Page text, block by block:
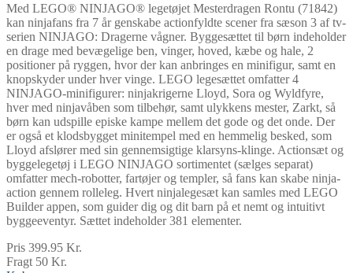
Med LEGO® NINJAGO® legetøjet Mesterdragen Rontu (71842)
kan ninjafans fra 7 år genskabe actionfyldte scener fra sæson 3 af tv-
serien NINJAGO: Dragerne vågner. Byggesættet til børn indeholder
en drage med bevægelige ben, vinger, hoved, kæbe og hale, 2
positioner på ryggen, hvor der kan anbringes en minifigur, samt en
knopskyder under hver vinge. LEGO legesættet omfatter 4
NINJAGO-minifigurer: ninjakrigerne Lloyd, Sora og Wyldfyre,
hver med ninjavåben som tilbehør, samt ulykkens mester, Zarkt, så
børn kan udspille episke kampe mellem det gode og det onde. Der
er også et klodsbygget minitempel med en hemmelig besked, som
Lloyd afslører med sin gennemsigtige klarsyns-klinge. Actionsæt og
byggelegetøj i LEGO NINJAGO sortimentet (sælges separat)
omfatter mech-robotter, fartøjer og templer, så fans kan skabe ninja-
action gennem rolleleg. Hvert ninjalegesæt kan samles med LEGO
Builder appen, som guider dig og dit barn på et nemt og intuitivt
byggeeventyr. Sættet indeholder 381 elementer.
Pris 399.95 Kr.
Fragt 50 Kr.